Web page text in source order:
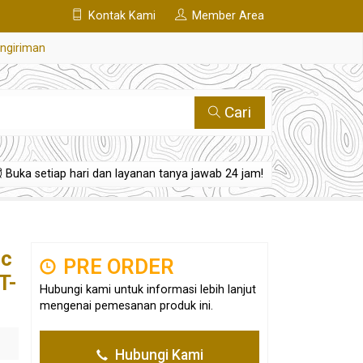
Kontak Kami Member Area
Cari
Buka setiap hari dan layanan tanya jawab 24 jam!
PRE ORDER
Hubungi kami untuk informasi lebih lanjut
mengenai pemesanan produk ini.
Hubungi Kami